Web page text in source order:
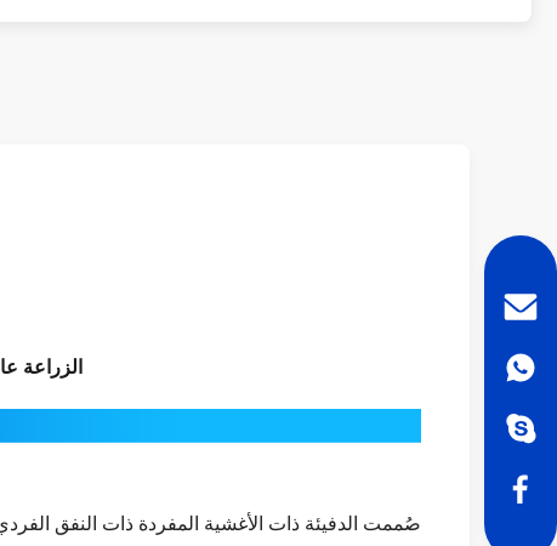
الزراعة
صُممت الدفيئة ذات الأغشية المفردة ذات النفق